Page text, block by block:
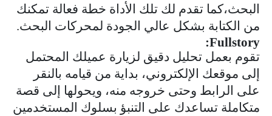
البحث،كما تقدم لك تلك الأداة خطة فعالة تمكنك
من الكتابة بشكل عالي الجودة لمحركات البحث.
Fullstory
:
تقوم بعمل تحليل دقيق لزيارة عميلك المحتمل
إلى موقعك الإلكتروني، بداية من قيامه بالنقر
على الرابط وحتى خروجه منه، ويحولها إلى قصة
متكاملة تساعدك على التنبؤ بسلوك المستخدمين